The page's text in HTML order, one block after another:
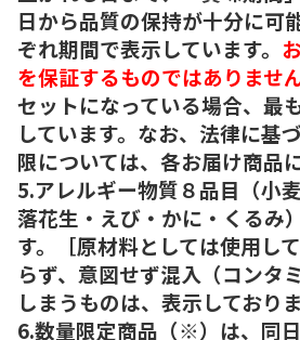
日から品質の保持が十分に可
ぞれ期間で表示しています。
を保証するものではありません
セットになっている場合、最
しています。なお、法律に基
限については、各お届け商品
5.アレルギー物質８品目（小
落花生・えび・かに・くるみ
す。［原材料としては使用し
らず、意図せず混入（コンタ
しまうものは、表示しており
6.数量限定商品（※）は、同